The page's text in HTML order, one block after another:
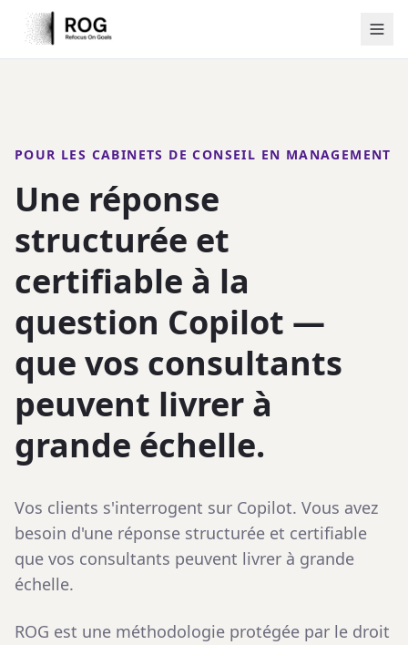
POUR LES CABINETS DE CONSEIL EN MANAGEMENT
Une réponse
structurée et
certifiable à la
question Copilot —
que vos consultants
peuvent livrer à
grande échelle.
Vos clients s'interrogent sur Copilot. Vous avez
besoin d'une réponse structurée et certifiable
que vos consultants peuvent livrer à grande
échelle.
ROG est une méthodologie protégée par le droit